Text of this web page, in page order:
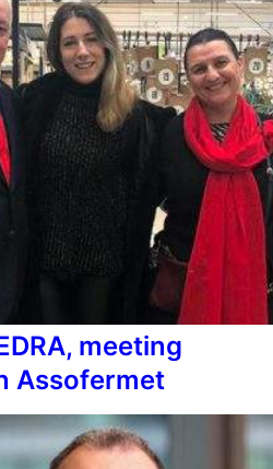
meeting
Assofermet